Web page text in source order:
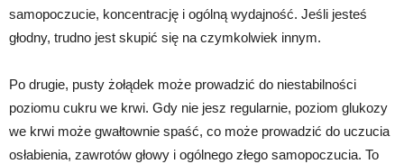
samopoczucie, koncentrację i ogólną wydajność. Jeśli jesteś
głodny, trudno jest skupić się na czymkolwiek innym.
Po drugie, pusty żołądek może prowadzić do niestabilności
poziomu cukru we krwi. Gdy nie jesz regularnie, poziom glukozy
we krwi może gwałtownie spaść, co może prowadzić do uczucia
osłabienia, zawrotów głowy i ogólnego złego samopoczucia. To